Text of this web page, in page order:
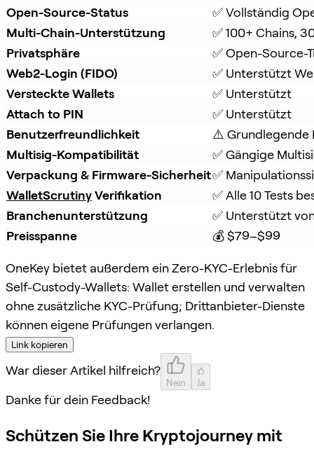
Open-Source-Status
✅ Vollständig
Multi-Chain-Unterstützung
✅ 100+ Chains,
Privatsphäre
✅ Open-Source-
Web2-Login (FIDO)
✅ Unterstützt
Versteckte Wallets
✅ Unterstützt
Attach to PIN
✅ Unterstützt
Benutzerfreundlichkeit
⚠️ Grundlegende
Multisig-Kompatibilität
✅ Gängige
Verpackung & Firmware-Sicherheit✅
WalletScrutiny Verifikation
✅ Alle 10 Tests
Branchenunterstützung
✅ Unterstützt
Preisspanne
💰 $79–$99
OneKey bietet außerdem ein Zero-KYC-Erlebnis für
Self-Custody-Wallets: Wallet erstellen und verwalten
ohne zusätzliche KYC-Prüfung; Drittanbieter-Dienste
können eigene Prüfungen verlangen.
Link kopieren
War dieser Artikel hilfreich?
Nein Ja
Danke für dein Feedback!
Schützen Sie Ihre Kryptojourney mit